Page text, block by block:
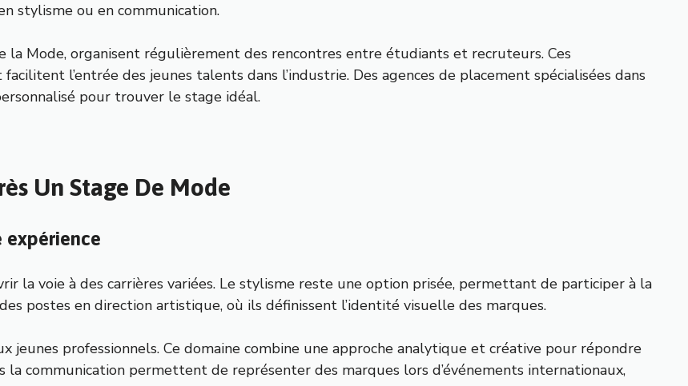
stylisme ou en communication.
la Mode, organisent régulièrement des rencontres entre étudiants et recruteurs. Ces
l’entrée des jeunes talents dans l’industrie. Des agences de placement spécialisées dans
pour trouver le stage idéal.
Un Stage De Mode
expérience
la voie à des carrières variées. Le stylisme reste une option prisée, permettant de participer à la
postes en direction artistique, où ils définissent l’identité visuelle des marques.
professionnels. Ce domaine combine une approche analytique et créative pour répondre
la communication permettent de représenter des marques lors d’événements internationaux,